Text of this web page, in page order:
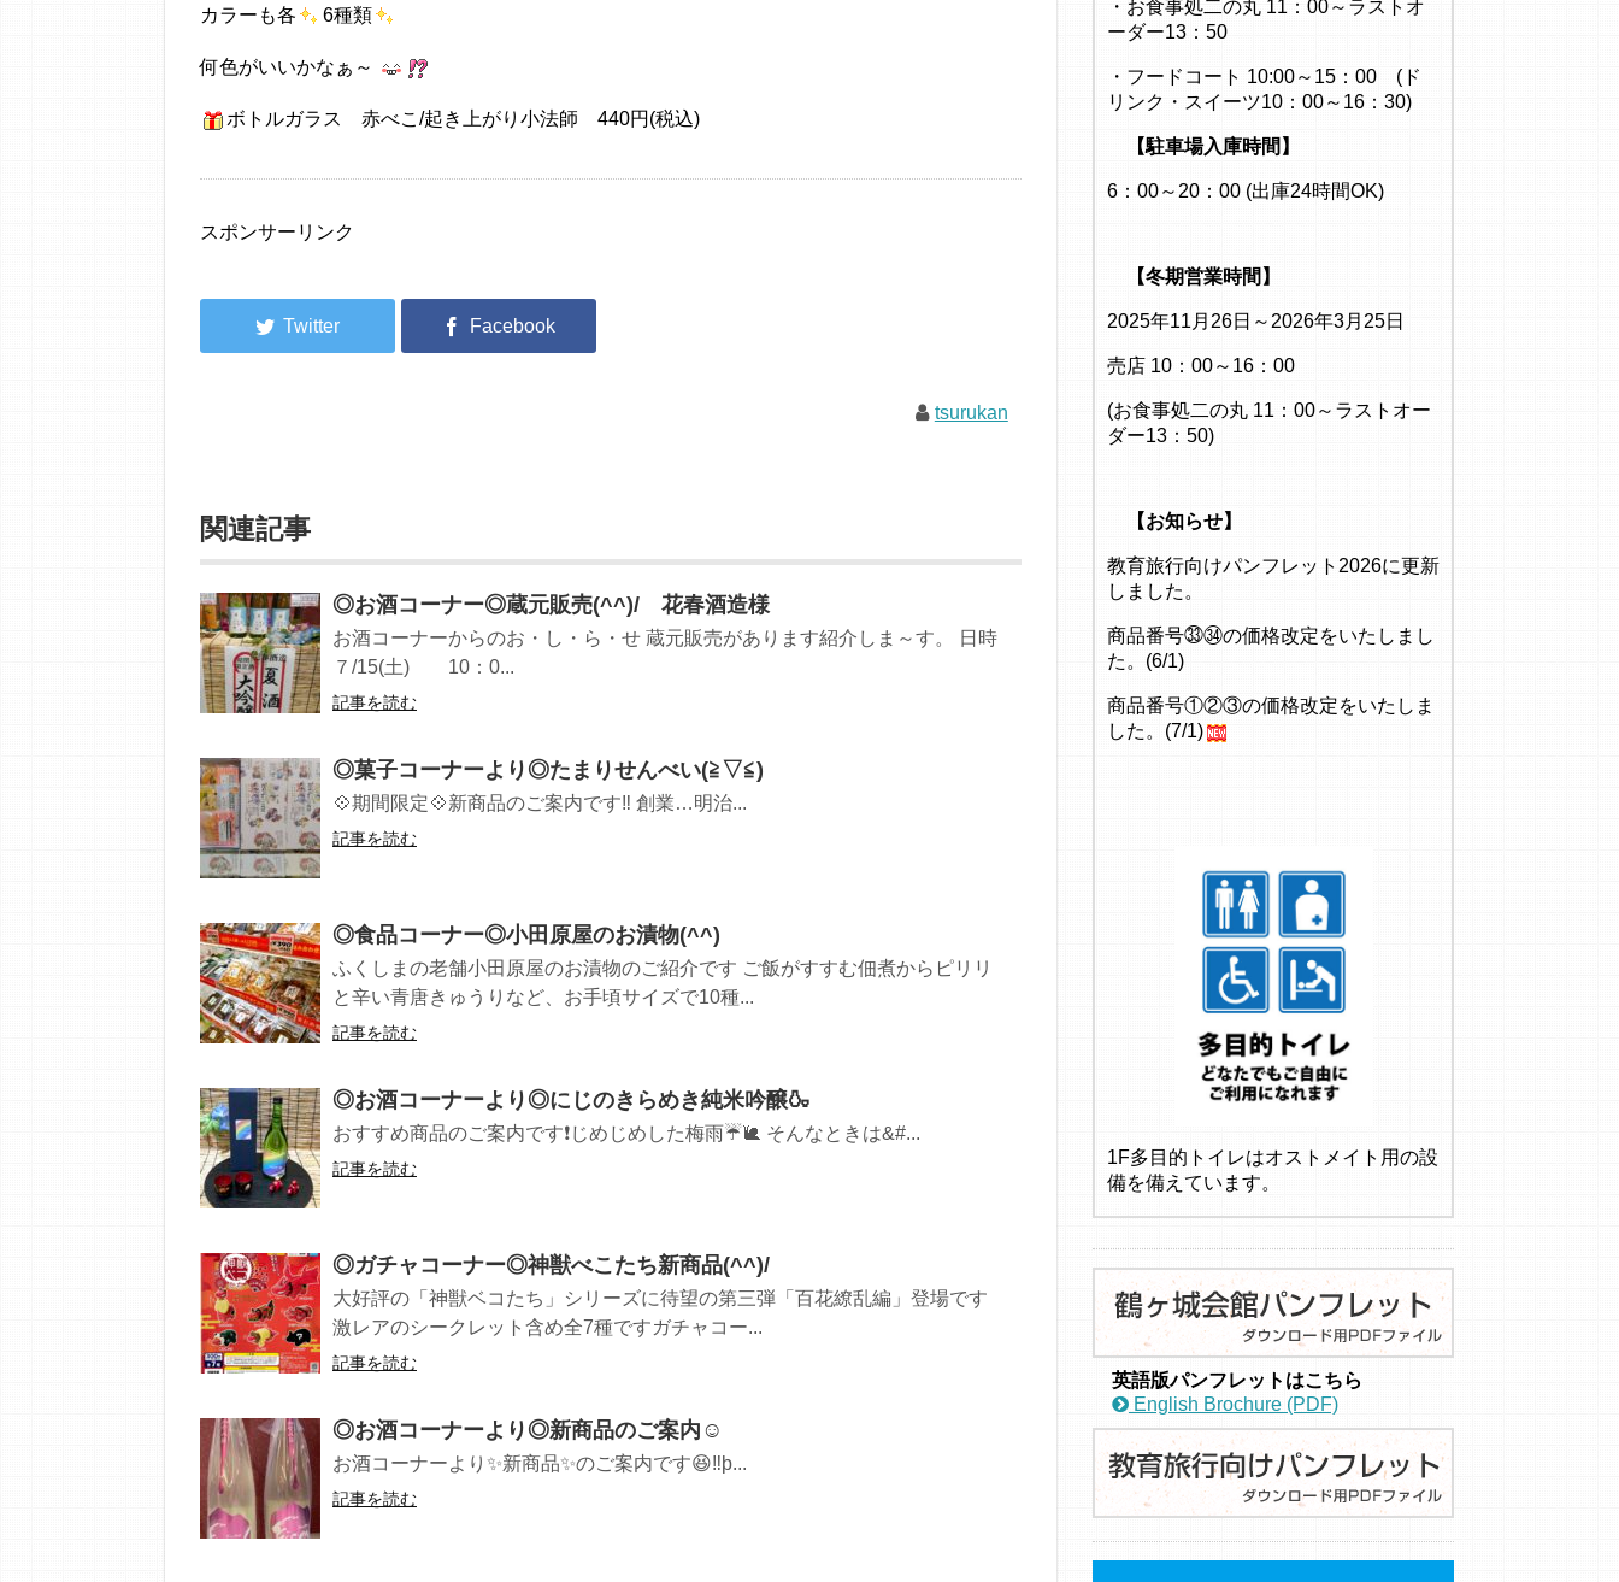
カラーも各 6種類
何色がいいかなぁ～
ボトルガラス 赤べこ/起き上がり小法師 440円(税込)
スポンサーリンク
tsurukan
関連記事
◎お酒コーナー◎蔵元販売(^^)/ 花春酒造様
お酒コーナーからのお・し・ら・せ 蔵元販売があります紹介しま～す。 日時
７/15(土) 10：0...
記事を読む
◎菓子コーナーより◎たまりせんべい(≧▽≦)
💠期間限定💠新商品のご案内です‼️ 創業…明治...
記事を読む
◎食品コーナー◎小田原屋のお漬物(^^)
ふくしまの老舗小田原屋のお漬物のご紹介です ご飯がすすむ佃煮からピリリ
と辛い青唐きゅうりなど、お手頃サイズで10種...
記事を読む
◎お酒コーナーより◎にじのきらめき純米吟醸🍶
おすすめ商品のご案内です❗じめじめした梅雨☔🐌 そんなときは&#...
記事を読む
◎ガチャコーナー◎神獣べこたち新商品(^^)/
大好評の「神獣ベコたち」シリーズに待望の第三弾「百花繚乱編」登場です
激レアのシークレット含め全7種ですガチャコー...
記事を読む
◎お酒コーナーより◎新商品のご案内☺
お酒コーナーより✨新商品✨のご案内です😆‼þ...
記事を読む
・お食事処二の丸 11：00～ラストオ
ーダー13：50
・フードコート 10:00～15：00 (ド
リンク・スイーツ10：00～16：30)
【駐車場入庫時間】
6：00～20：00 (出庫24時間OK)
【冬期営業時間】
2025年11月26日～2026年3月25日
売店 10：00～16：00
(お食事処二の丸 11：00～ラストオー
ダー13：50)
【お知らせ】
教育旅行向けパンフレット2026に更新
しました。
商品番号㉝㉞の価格改定をいたしまし
た。(6/1)
商品番号①②③の価格改定をいたしま
した。(7/1)
1F多目的トイレはオストメイト用の設
備を備えています。
英語版パンフレットはこちら
English Brochure (PDF)